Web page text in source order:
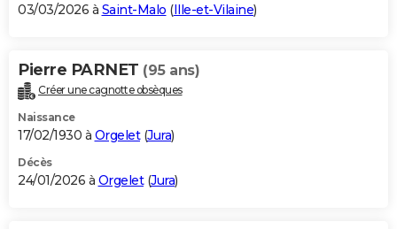
03/03/2026 à Saint-Malo (Ille-et-Vilaine)
Pierre PARNET (95 ans)
Créer une cagnotte obsèques
Naissance
17/02/1930 à Orgelet(Jura)
Décès
24/01/2026 à Orgelet(Jura)